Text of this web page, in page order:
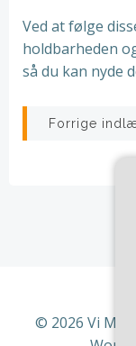
Ved at følge
holdbarheden
så du kan nyde
Forrige
© 2026 Vi Med